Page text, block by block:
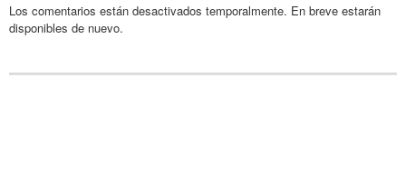
Los comentarios están desactivados temporalmente. En breve estarán
disponibles de nuevo.